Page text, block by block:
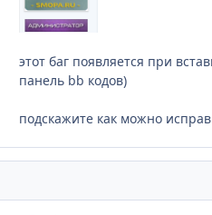
этот баг появляется при
панель bb кодов)
подскажите как можно